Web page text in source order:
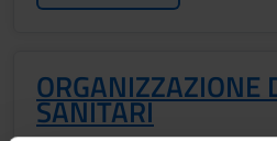
ORGANIZZAZIONE
SANITARI